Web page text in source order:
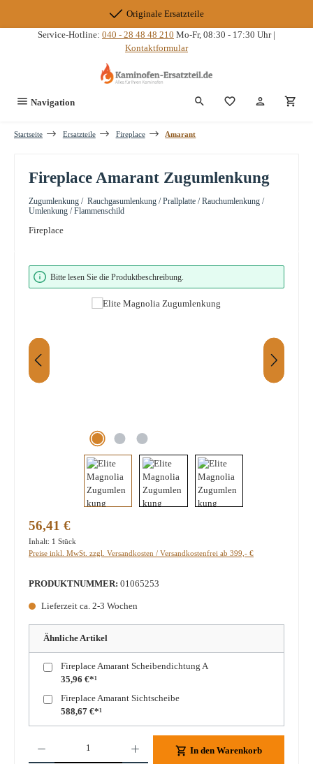
Originale Ersatzteile
Service-Hotline: 040 - 28 48 48 210 Mo-Fr, 08:30 - 17:30 Uhr |
Kontaktformular
Navigation Du hast 0
Startseite Ersatzteile Fireplace Amarant
Fireplace Amarant Zugumlenkung
Zugumlenkung / Rauchgasumlenkung / Prallplatte / Rauchumlenkung /
Umlenkung / Flammenschild
Fireplace
Bildergalerie überspringen
Bitte lesen Sie die Produktbeschreibung.
Regulärer Preis:
56,41 €
Inhalt: 1 Stück
Preise inkl. MwSt. zzgl. Versandkosten / Versandkostenfrei ab 399,- €
PRODUKTNUMMER: 01065253
Lieferzeit ca. 2-3 Wochen
Ähnliche Artikel
Fireplace Amarant Scheibendichtung A
35,96 €*¹
Fireplace Amarant Sichtscheibe
588,67 €*¹
In den Warenkorb